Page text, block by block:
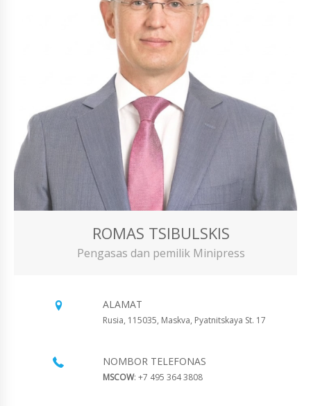
ROMAS TSIBULSKIS
Pengasas dan pemilik Minipress
ALAMAT
Rusia, 115035, Maskva, Pyatnitskaya St. 17
NOMBOR TELEFONAS
MSCOW: +7 495 364 3808